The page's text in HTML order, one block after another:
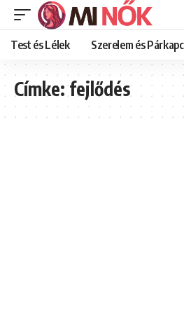
Test és Lélek Szerelem és
Címke:fejlődés